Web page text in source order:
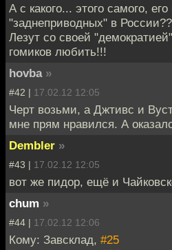
А с какого... этого самого,
"заднеприводных" в
Лезут со своей
гомиков любить!!!
hovba »
#42 | 17.02.12 12:05
Черт возьми, а Джтивс и
мне прям нравился. А
Dembler »
#43 | 17.02.12 12:05
вот же пидор, ещё и
chum »
#44 | 17.02.12 12:06
Кому: Завсклад, #25